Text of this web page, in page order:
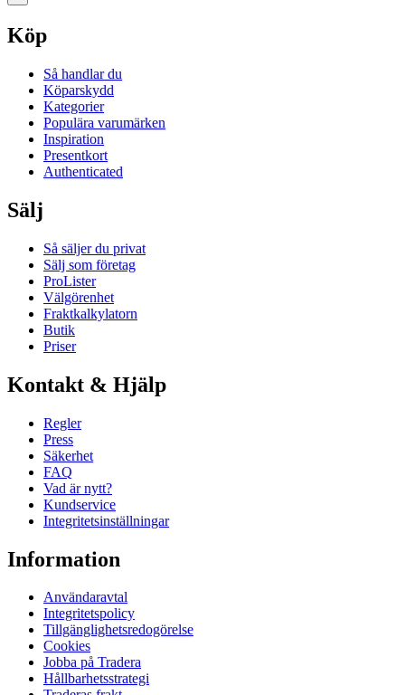
Köp
Så handlar du
Köparskydd
Kategorier
Populära varumärken
Inspiration
Presentkort
Authenticated
Sälj
Så säljer du privat
Sälj som företag
ProLister
Välgörenhet
Fraktkalkylatorn
Butik
Priser
Kontakt & Hjälp
Regler
Press
Säkerhet
FAQ
Vad är nytt?
Kundservice
Integritetsinställningar
Information
Användaravtal
Integritetspolicy
Tillgänglighetsredogörelse
Cookies
Jobba på Tradera
Hållbarhetsstrategi